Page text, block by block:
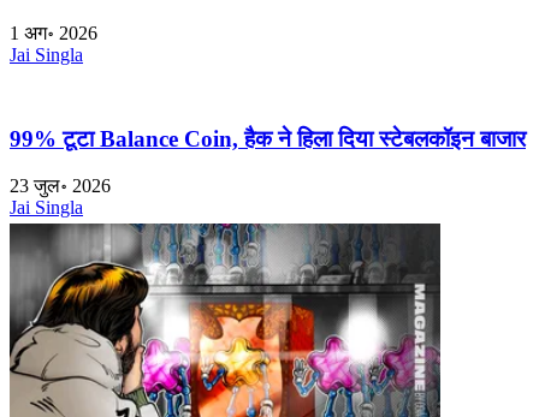
1 अग॰ 2026
Jai Singla
99% टूटा Balance Coin, हैक ने हिला दिया स्टेबलकॉइन बाजार
23 जुल॰ 2026
Jai Singla